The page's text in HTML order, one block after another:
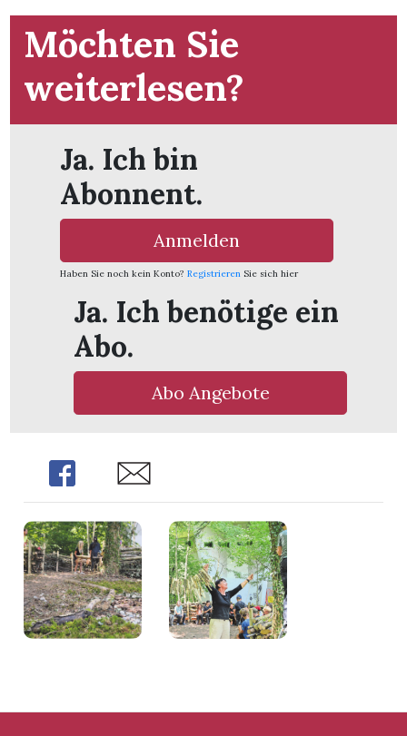
Möchten Sie
weiterlesen?
Ja. Ich bin
Abonnent.
Anmelden
Haben Sie noch kein Konto? Registrieren Sie sich hier
Ja. Ich benötige ein
Abo.
Abo Angebote
Share Share